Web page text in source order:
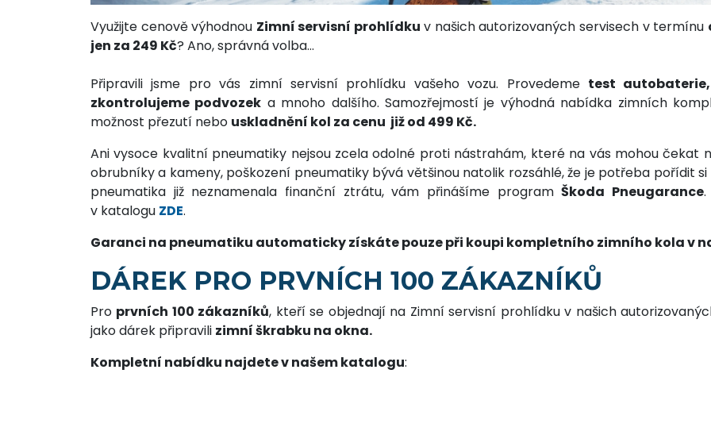
Využijte cenově výhodnou Zimní servisní prohlídku v našich autorizovaných servisech v termínu
jen za 249 Kč? Ano, správná volba…
Připravili jsme pro vás zimní servisní prohlídku vašeho vozu. Provedeme test
zkontrolujeme podvozek a mnoho dalšího. Samozřejmostí je výhodná nabídka zimních
možnost přezutí nebo uskladnění kol za cenu již od 499 Kč.
Ani vysoce kvalitní pneumatiky nejsou zcela odolné proti nástrahám, které na vás mohou čekat
obrubníky a kameny, poškození pneumatiky bývá většinou natolik rozsáhlé, že je potřeba pořídit
pneumatika již neznamenala finanční ztrátu, vám přinášíme programŠkoda Pneugarance.
v katalogu ZDE.
Garanci na pneumatiku automaticky získáte pouze při koupi kompletního zimního kola v
DÁREK PRO PRVNÍCH 100 ZÁKAZNÍKŮ
Pro prvních 100 zákazníků, kteří se objednají na Zimní servisní prohlídku v našich
jako dárek připravili zimní škrabku na okna.
Kompletní nabídku najdete v našem katalogu: